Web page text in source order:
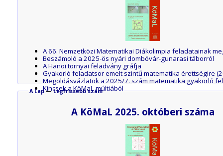
A 66. Nemzetközi Matematikai Diákolimpia feladatainak
Beszámoló a 2025-ös nyári dombóvár-gunarasi táborról
A Hanoi tornyai feladvány gráfja
Gyakorló feladatsor emelt szintű matematika érettségire
Megoldásvázlatok a 2025/7. szám matematika gyakorló
Kincsek a KöMaL múltjából
Egy egyszerű egyenletmegoldó eljárás
A Lap—Legfrissebb szám
A KöMaL 2025. októberi száma